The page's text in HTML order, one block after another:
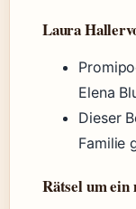
Laura
Elena
Dieser
Familie
Rätsel um